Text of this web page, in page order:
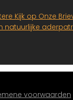
Kijk op Onze
natuurlijke
voorwaarden